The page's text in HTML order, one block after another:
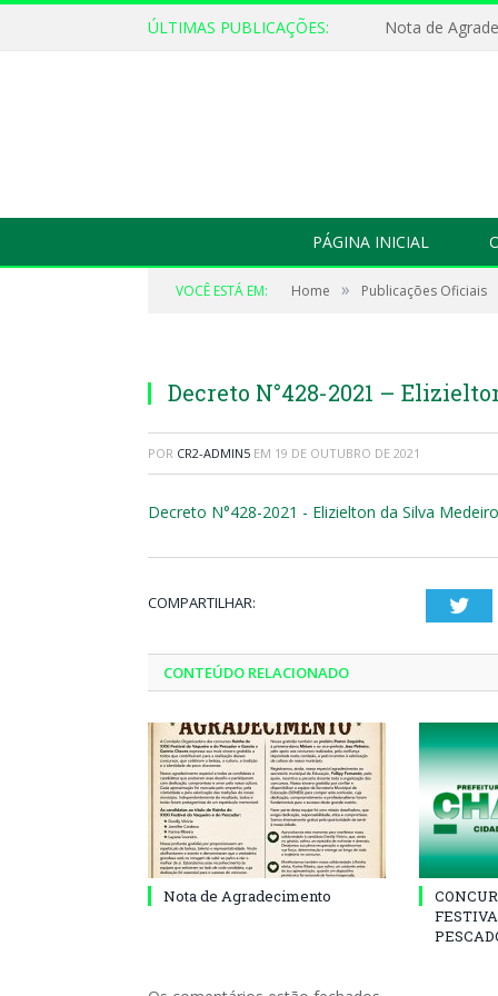
ÚLTIMAS PUBLICAÇÕES: Nota de
PÁGINA INICIAL
VOCÊ ESTÁ EM: Home » Publicações Oficiais
Decreto N°428-2021 –
POR CR2-ADMIN5 EM 19 DE OUTUBRO DE 2021
Decreto N°428-2021 - Elizielton da Silva
COMPARTILHAR:
CONTEÚDO RELACIONADO
Nota de Agradecimento